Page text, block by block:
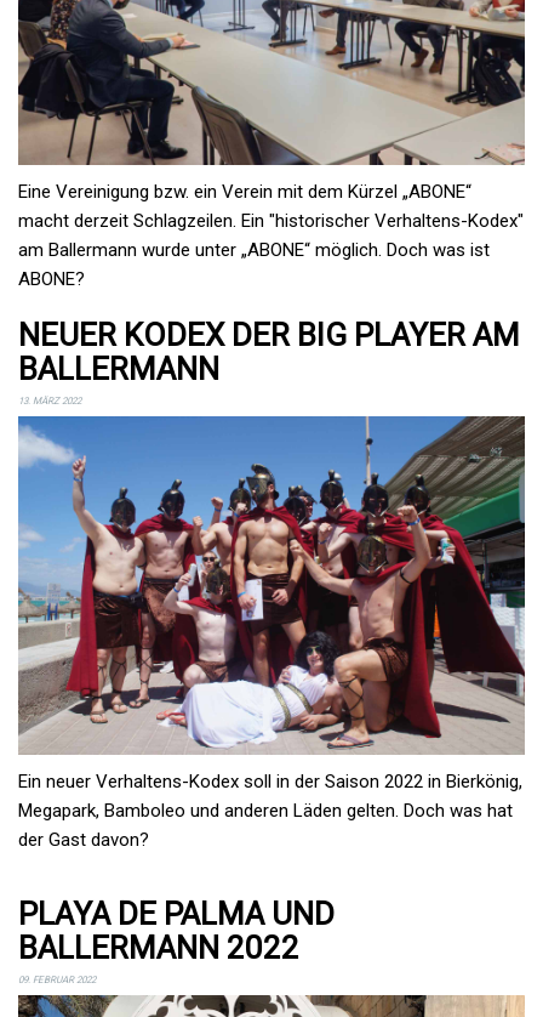
Eine Vereinigung bzw. ein Verein mit dem Kürzel „ABONE“
macht derzeit Schlagzeilen. Ein "historischer Verhaltens-Kodex"
am Ballermann wurde unter „ABONE“ möglich. Doch was ist
ABONE?
NEUER KODEX DER BIG PLAYER AM
BALLERMANN
13. MÄRZ 2022
Ein neuer Verhaltens-Kodex soll in der Saison 2022 in Bierkönig,
Megapark, Bamboleo und anderen Läden gelten. Doch was hat
der Gast davon?
PLAYA DE PALMA UND
BALLERMANN 2022
09. FEBRUAR 2022